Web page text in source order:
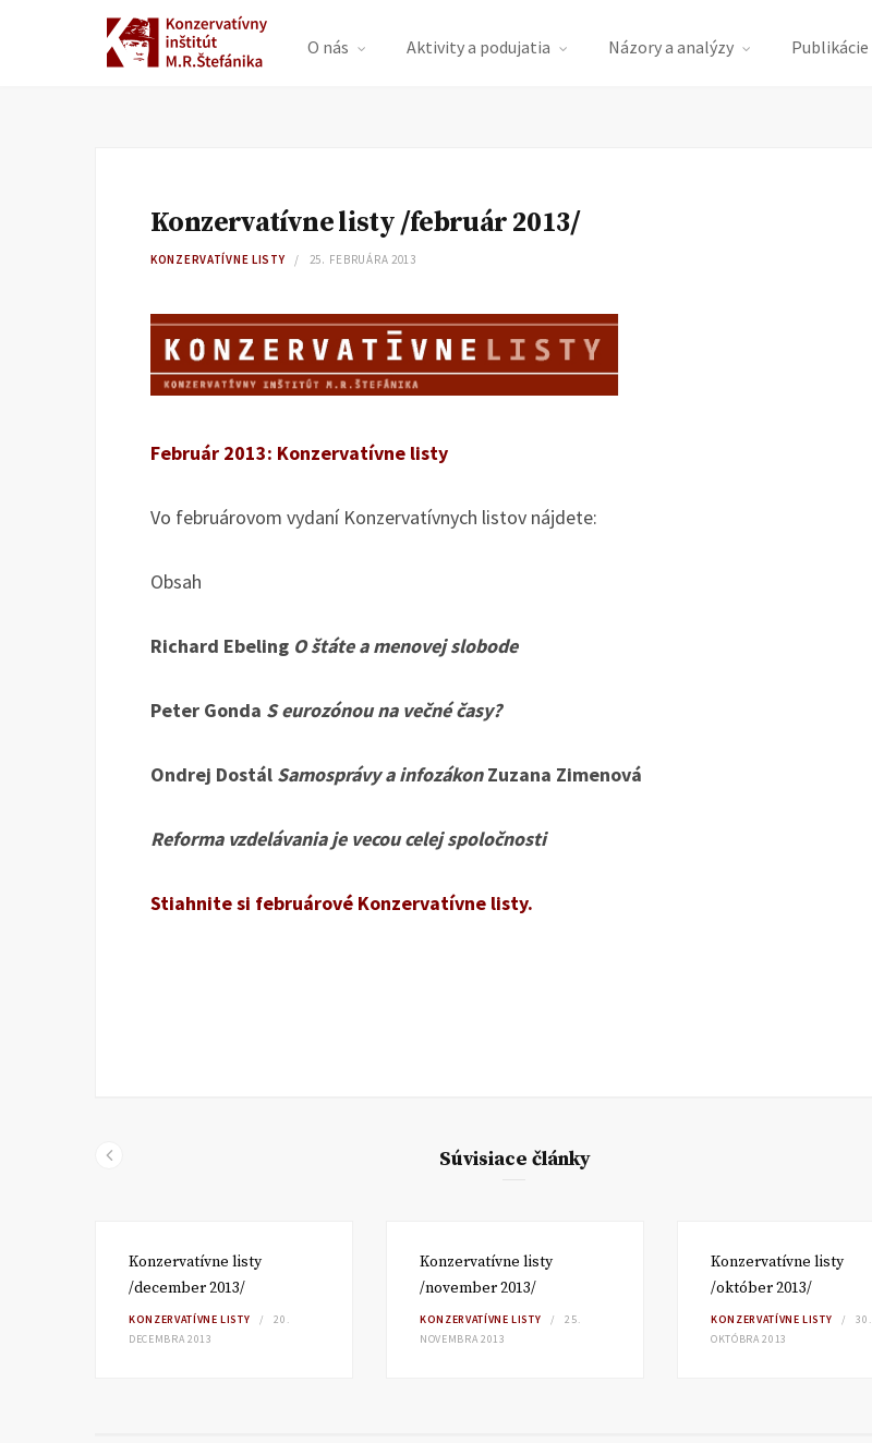
O nás Aktivity a podujatia Názory a analýzy Publikácie
Konzervatívne listy /február 2013/
KONZERVATÍVNE LISTY 25. FEBRUÁRA 2013
Február 2013: Konzervatívne listy
Vo februárovom vydaní Konzervatívnych listov nájdete:
Obsah
Richard Ebeling O štáte a menovej slobode
Peter Gonda S eurozónou na večné časy?
Ondrej Dostál Samosprávy a infozákon Zuzana Zimenová
Reforma vzdelávania je vecou celej spoločnosti
Stiahnite si februárové Konzervatívne listy.
Súvisiace články
Konzervatívne listy
/december 2013/
KONZERVATÍVNE LISTY
20.
DECEMBRA 2013
Konzervatívne listy
/november 2013/
KONZERVATÍVNE LISTY
25.
NOVEMBRA 2013
Konzervatívne listy
/október 2013/
KONZERVATÍVNE LISTY
30.
OKTÓBRA 2013